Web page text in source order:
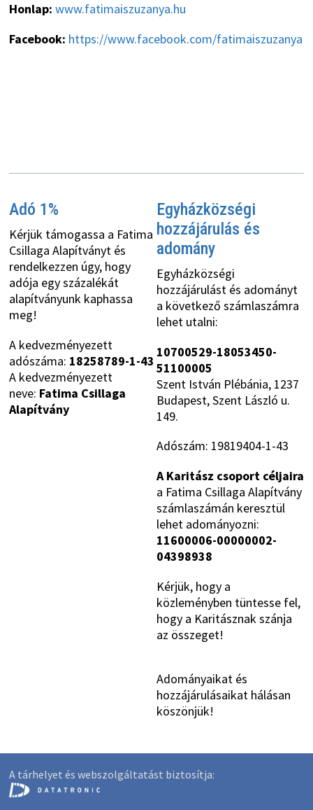
Honlap: www.fatimaiszuzanya.hu
Facebook: https://www.facebook.com/fatimaiszuzanya
Adó 1%
Kérjük támogassa a Fatima
Csillaga Alapítványt és
rendelkezzen úgy, hogy
adója egy százalékát
alapítványunk kaphassa
meg!
A kedvezményezett
adószáma: 18258789-1-43
A kedvezményezett
neve: Fatima Csillaga
Alapítvány
Egyházközségi
hozzájárulás és
adomány
Egyházközségi
hozzájárulást és adományt
a következő számlaszámra
lehet utalni:
10700529-18053450-
51100005
Szent István Plébánia, 1237
Budapest, Szent László u.
149.
Adószám: 19819404-1-43
A Karitász csoport céljaira
a Fatima Csillaga Alapítvány
számlaszámán keresztül
lehet adományozni:
11600006-00000002-
04398938
Kérjük, hogy a
közleményben tüntesse fel,
hogy a Karitásznak szánja
az összeget!
Adományaikat és
hozzájárulásaikat hálásan
köszönjük!
A tárhelyet és webszolgáltatást biztosítja: